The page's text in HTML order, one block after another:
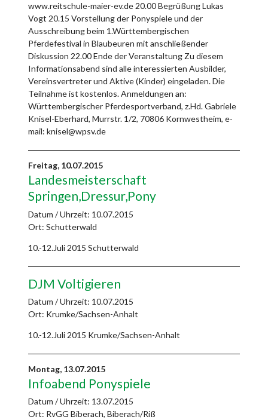
www.reitschule-maier-ev.de 20.00 Begrüßung Lukas
Vogt 20.15 Vorstellung der Ponyspiele und der
Ausschreibung beim 1.Württembergischen
Pferdefestival in Blaubeuren mit anschließender
Diskussion 22.00 Ende der Veranstaltung Zu diesem
Informationsabend sind alle interessierten Ausbilder,
Vereinsvertreter und Aktive (Kinder) eingeladen. Die
Teilnahme ist kostenlos. Anmeldungen an:
Württembergischer Pferdesportverband, z.Hd. Gabriele
Knisel-Eberhard, Murrstr. 1/2, 70806 Kornwestheim, e-
mail: knisel@wpsv.de
Freitag, 10.07.2015
Landesmeisterschaft
Springen,Dressur,Pony
Datum / Uhrzeit: 10.07.2015
Ort: Schutterwald
10.-12.Juli 2015 Schutterwald
DJM Voltigieren
Datum / Uhrzeit: 10.07.2015
Ort: Krumke/Sachsen-Anhalt
10.-12.Juli 2015 Krumke/Sachsen-Anhalt
Montag, 13.07.2015
Infoabend Ponyspiele
Datum / Uhrzeit: 13.07.2015
Ort: RvGG Biberach, Biberach/Riß